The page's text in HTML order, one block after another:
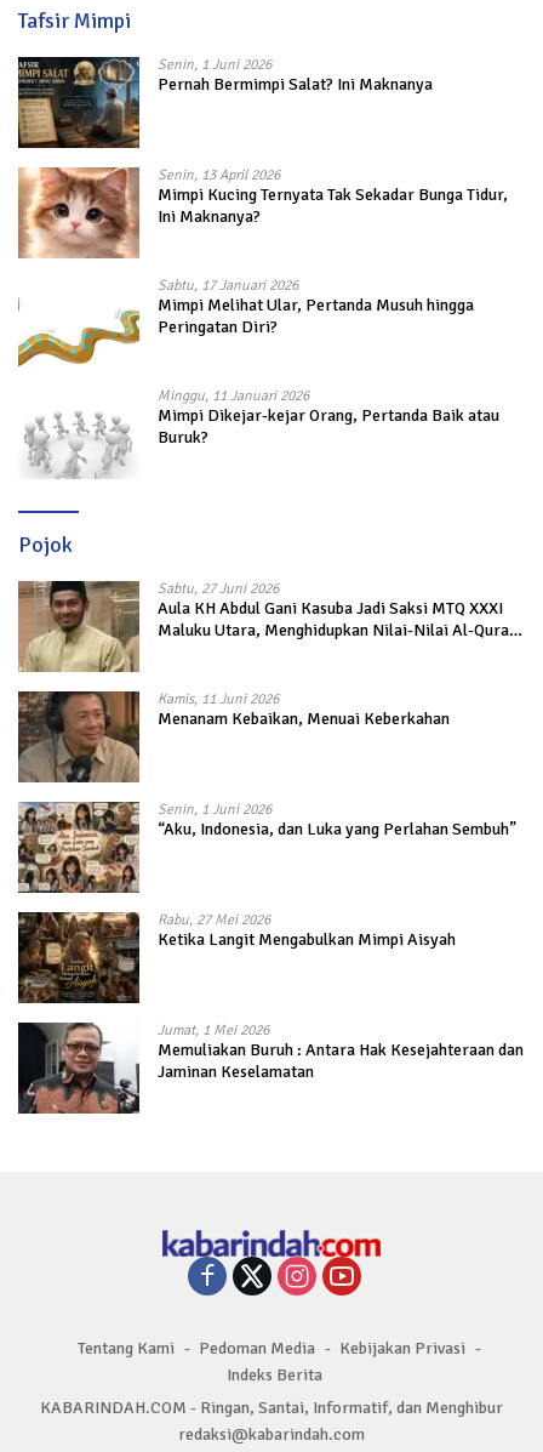
Tafsir Mimpi
Senin, 1 Juni 2026
Pernah Bermimpi Salat? Ini Maknanya
Senin, 13 April 2026
Mimpi Kucing Ternyata Tak Sekadar Bunga Tidur,
Ini Maknanya?
Sabtu, 17 Januari 2026
Mimpi Melihat Ular, Pertanda Musuh hingga
Peringatan Diri?
Minggu, 11 Januari 2026
Mimpi Dikejar-kejar Orang, Pertanda Baik atau
Buruk?
Pojok
Sabtu, 27 Juni 2026
Aula KH Abdul Gani Kasuba Jadi Saksi MTQ XXXI
Maluku Utara, Menghidupkan Nilai-Nilai Al-Quran
Kamis, 11 Juni 2026
Menanam Kebaikan, Menuai Keberkahan
Senin, 1 Juni 2026
“Aku, Indonesia, dan Luka yang Perlahan Sembuh”
Rabu, 27 Mei 2026
Ketika Langit Mengabulkan Mimpi Aisyah
Jumat, 1 Mei 2026
Memuliakan Buruh : Antara Hak Kesejahteraan dan
Jaminan Keselamatan
Tentang Kami Pedoman Media
Kebijakan Privasi
Indeks Berita
KABARINDAH.COM - Ringan, Santai, Informatif, dan Menghibur
redaksi@kabarindah.com